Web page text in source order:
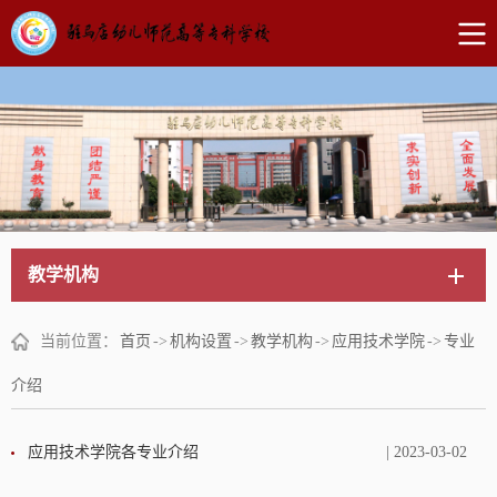
教学机构
当前位置： 首页 -> 机构设置 -> 教学机构 -> 应用技术学院-> 专业
介绍
| 2023-03-02
应用技术学院各专业介绍